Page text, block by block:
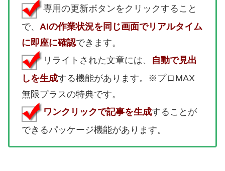
専用の更新ボタンをクリックすること
で、 AIの作業状況を同じ画面でリアルタイム
に即座に確認できます。
リライトされた文章には、 自動で見出
しを生成する機能があります。※プロMAX
無限プラスの特典です。
ワンクリックで記事を生成することが
できるパッケージ機能があります。